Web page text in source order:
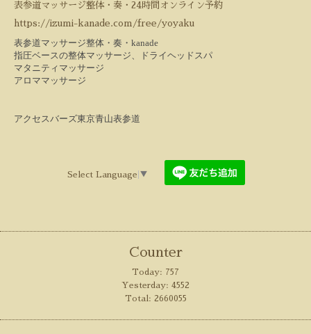
表参道マッサージ整体・奏・24時間オンライン予約
https://izumi-kanade.com/free/yoyaku
表参道マッサージ整体・奏・ kanade
指圧ベースの整体マッサージ、
ドライヘッドスパ
マタニティマッサージ
アロママッサージ
アクセスバーズ東京青山表参道
Select Language ▼
Counter
Today: 757
Yesterday: 4552
Total: 2660055